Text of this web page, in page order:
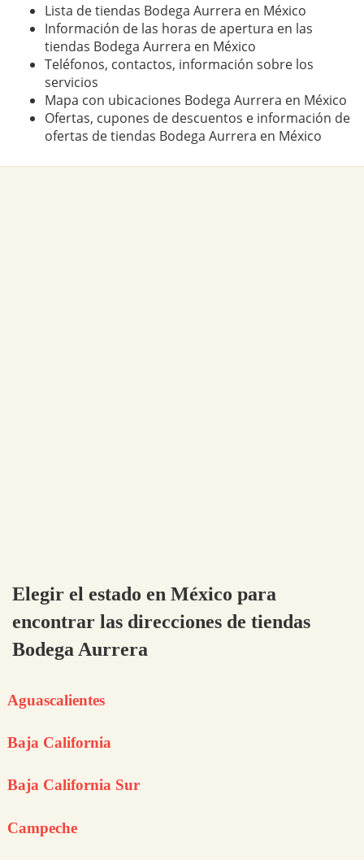
Lista de tiendas Bodega Aurrera en México
Información de las horas de apertura en las
tiendas Bodega Aurrera en México
Teléfonos, contactos, información sobre los
servicios
Mapa con ubicaciones Bodega Aurrera en México
Ofertas, cupones de descuentos e información de
ofertas de tiendas Bodega Aurrera en México
Elegir el estado en México para
encontrar las direcciones de tiendas
Bodega Aurrera
Aguascalientes
Baja California
Baja California Sur
Campeche